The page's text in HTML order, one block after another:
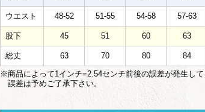
ウエスト 48-52 51-55 54-58 57-63
股下 45 51 60 63
総丈 63 70 80 84
※商品によって1インチ=2.54センチ前後の誤差が発生して
誤差は予めご了承下さい。